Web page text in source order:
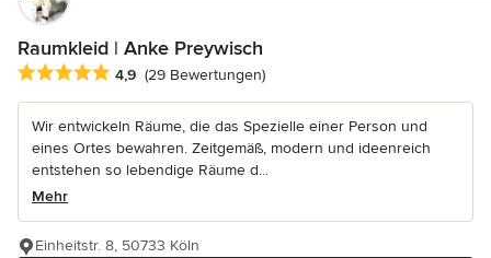
Raumkleid | Anke Preywisch
Durchschnittliche Bewertung: 4.9 von 5 Sternen
4,9 (29 Bewertungen)
Wir entwickeln Räume, die das Spezielle einer Person und
eines Ortes bewahren. Zeitgemäß, modern und ideenreich
entstehen so lebendige Räume d...
Mehr
Einheitstr. 8, 50733 Köln